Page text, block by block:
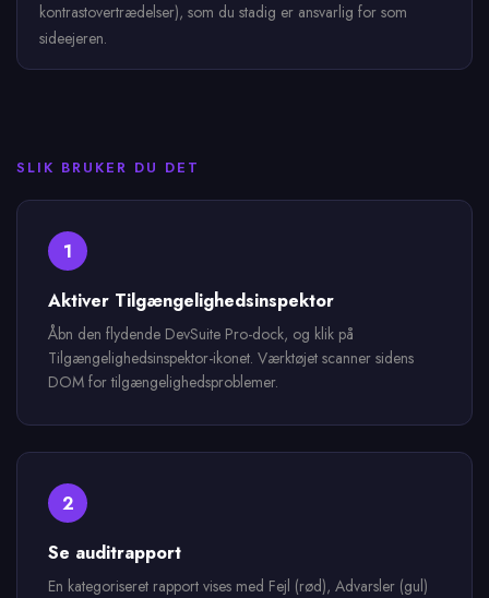
kontrastovertrædelser), som du stadig er ansvarlig for som
sideejeren.
SLIK BRUKER DU DET
1
Aktiver Tilgængelighedsinspektor
Åbn den flydende DevSuite Pro-dock, og klik på
Tilgængelighedsinspektor-ikonet. Værktøjet scanner sidens
DOM for tilgængelighedsproblemer.
2
Se auditrapport
En kategoriseret rapport vises med Fejl (rød), Advarsler (gul)